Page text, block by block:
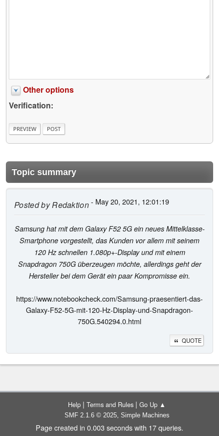
Other options
Verification:
Topic summary
Posted byRedaktion- May 20, 2021, 12:01:19
Samsung hat mit dem Galaxy F52 5G ein neues Mittelklasse-
Smartphone vorgestellt, das Kunden vor allem mit seinem
120 Hz schnellen 1.080p+-Display und mit einem
Snapdragon 750G überzeugen möchte, allerdings geht der
Hersteller bei dem Gerät ein paar Kompromisse ein.
https://www.notebookcheck.com/Samsung-praesentiert-das-
Galaxy-F52-5G-mit-120-Hz-Display-und-Snapdragon-
750G.540294.0.html
QUOTE
Help | Terms and Rules | Go Up ▲
SMF 2.1.6 © 2025, Simple Machines
Page created in 0.003 seconds with 17 queries.